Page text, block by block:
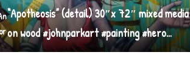
“Apotheosis” (detail) 30″x 72″ mixed media
on wood #johnparkart #painting #hero…